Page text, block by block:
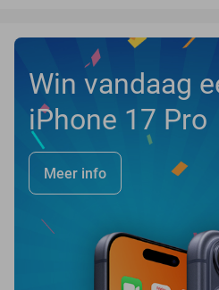
Win vandaag
iPhone 17 Pro
Meer info